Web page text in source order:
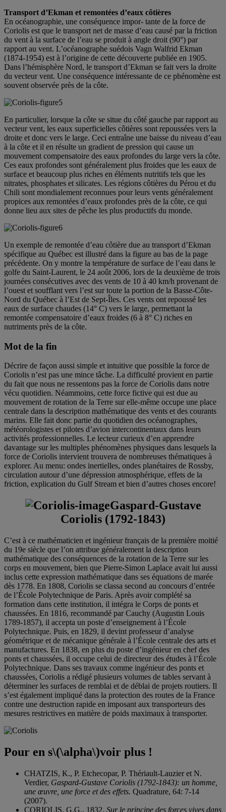
Transport d’Ekman et remontées d’eaux côtières
En océanographie, une conséquence impor- tante de la force de
Coriolis est que le transport net de masse d’eau causé par la friction
du vent à la surface de l’eau se produit à angle droit (90°) par
rapport au vent. L’océanographe suédois Vagn Walfrid Ekman
(1874-1954) est à l’origine de cette découverte publiée en 1905.
Dans l’hémisphère Nord, le transport d’Ekman se fait vers la droite
du vecteur vent. Une conséquence intéressante de ce phénomène est
souvent observée près de la côte.
En particulier, lorsque la côte se situe du côté gauche par rapport au
vecteur vent, les eaux superficielles côtières sont repoussées vers la
droite et donc vers le large. Ceci entraîne une baisse du niveau d’eau
à la côte et il en résulte un gradient de pression qui cause un
mouvement compensatoire des eaux profondes du large vers la côte.
Ces eaux profondes sont généralement plus froides que les eaux de
surface et beaucoup plus riches en éléments nutritifs tels que les
nitrates, phosphates et silicates. Les régions côtières du Pérou et du
Chili sont mondialement reconnues pour leurs vents généralement
propices aux remontées d’eaux profondes près de la côte, ce qui
donne lieu aux sites de pêche les plus productifs du monde.
Un exemple de remontée d’eau côtière due au transport d’Ekman
spécifique au Québec est illustré dans la figure au bas de la page
précédente. On y montre la température de surface de l’eau dans le
golfe du Saint-Laurent, le 24 août 2006, lors de la deuxième de trois
journées consécutives avec des vents de 10 à 40 km/h provenant de
l’ouest et soufflant vers l’est sur toute la portion de la Basse-Côte-
Nord du Québec à l’Est de Sept-Îles. Ces vents ont repoussé les
eaux de surface chaudes (14° C) vers le large, permettant la
remontée compensatoire d’eaux froides (6 à 8° C) riches en
nutriments près de la côte.
Mot de la fin
Décrire de façon aussi simple et intuitive que possible la force de
Coriolis n’est pas une mince tâche. La difficulté provient en partie
du fait que nous ne ressentons pas la force de Coriolis dans notre
vécu quotidien. Néammoins, cette force fictive qui est due au
mouvement de rotation de la Terre sur elle-même occupe une place
centrale dans la description mathématique des vents et des courants
marins. Elle fait donc partie du quotidien des océanographes,
météorologistes et pilotes d’avion intercontinentaux dans leurs
activités professionnelles. Le lecteur curieux d’en apprendre
davantage sur les multiples phénomènes physiques dans lesquels la
force de Coriolis intervient trouvera de nombreuses thématiques à
explorer. Au menu: ondes inertielles, ondes planétaires de Rossby,
circulation autour d’une dépression atmosphérique, effets de la
friction, explication du Gulf Stream et bien d’autres choses encore!
Gaspard-Gustave
Coriolis (1792-1843)
C’est à ce mathématicien et ingénieur français de la première moitié
du 19e siècle que l’on attribue généralement la description
mathématique des conséquences de la rotation de la Terre sur les
corps en mouvement, bien que Pierre-Simon Laplace avait lui aussi
inclus cette expression mathématique dans ses équations de marée
dès 1778. En 1808, Coriolis se classa second au concours d’entrée
de l’École Polytechnique de Paris. Après avoir complété sa
formation dans cette institution, il intégra le Corps de ponts et
chaussées. En 1816, recommandé par Cauchy (Augustin Louis
1789-1857), il accepta un poste d’enseignement à l’École
Polytechnique. Puis, en 1829, il devint professeur d’analyse
géométrique et de mécanique générale à l’École centrale des arts et
manufactures. En 1838, en plus du poste d’ingénieur en chef des
ponts et chaussées, il occupe celui de directeur des études à l’École
Polytechnique. Dans ses travaux comme ingénieur des ponts et
chaussées, Coriolis a rédigé plusieurs volumes de tables servant à
déterminer les surfaces de remblai et de déblai de projets routiers. Il
s’est également impliqué dans la protection des routes de la France
contre une destruction rapide en imposant aux transporteurs des
mesures restrictives en matière de poids maximaux à transporter.
Pour en s\(\alpha\)voir plus !
CHATZIS, K., P. Etchecopar, P. Thériault-Lauzier et N.
Verdier, Gaspard-Gustave Coriolis (1792-1843): un homme,
une œuvre, une force et des effets. Quadrature, 64: 7-14
(2007).
CORIOLIS, G.G., 1832. Sur le principe des forces vives dans